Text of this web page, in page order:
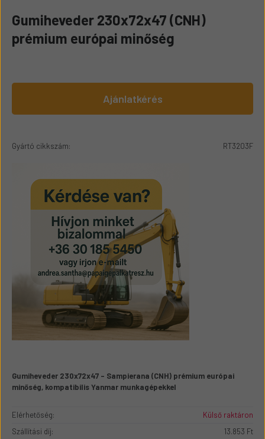
Gumiheveder 230x72x47 (CNH)
prémium európai minőség
Ajánlatkérés
Gyártó cikkszám: RT3203F
Gumiheveder 230x72x47 – Sampierana (CNH) prémium európai
minőség, kompatibilis Yanmar munkagépekkel
Elérhetőség:
Külső raktáron
Szállítási díj:
13.853 Ft